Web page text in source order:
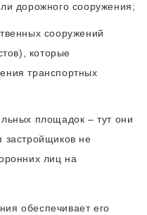
дорожного сооружения;
сооружений
которые
транспортных
площадок – тут они
застройщиков не
лиц на
обеспечивает его